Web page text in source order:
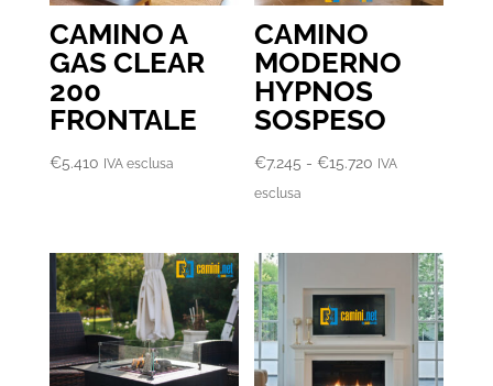
CAMINO A
GAS CLEAR
200
FRONTALE
€5.410 IVA esclusa
CAMINO
MODERNO
HYPNOS
SOSPESO
€7.245 - €15.720 Fascia
€7.245
€15.720
IVA
esclusa